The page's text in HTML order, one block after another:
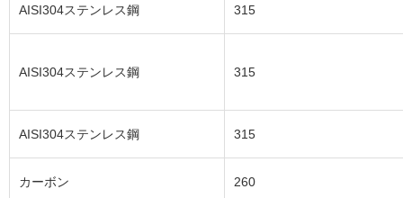
AISI304ステンレス鋼 315
AISI304ステンレス鋼 315
AISI304ステンレス鋼 315
カーボン 260